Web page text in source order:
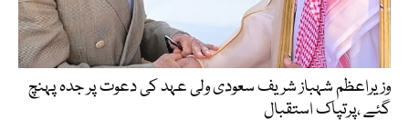
وزیراعظم شہباز شریف سعودی ولی عہد کی دعوت پر جدہ پہنچ
گئے ،پرتپاک استقبال